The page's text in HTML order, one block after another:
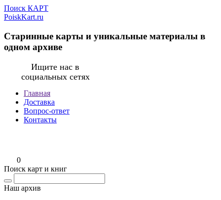
Поиск КАРТ
PoiskKart.ru
Старинные карты и уникальные материалы в
одном архиве
Ищите нас в
социальных сетях
Главная
Доставка
Вопрос-ответ
Контакты
0
Поиск карт и книг
Наш архив